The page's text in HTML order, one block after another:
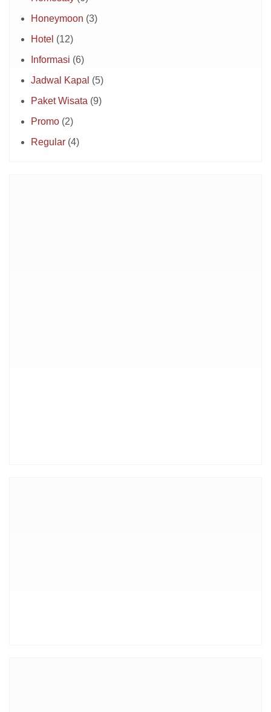
Honeymoon (3)
Hotel (12)
Informasi (6)
Jadwal Kapal (5)
Paket Wisata (9)
Promo (2)
Regular (4)